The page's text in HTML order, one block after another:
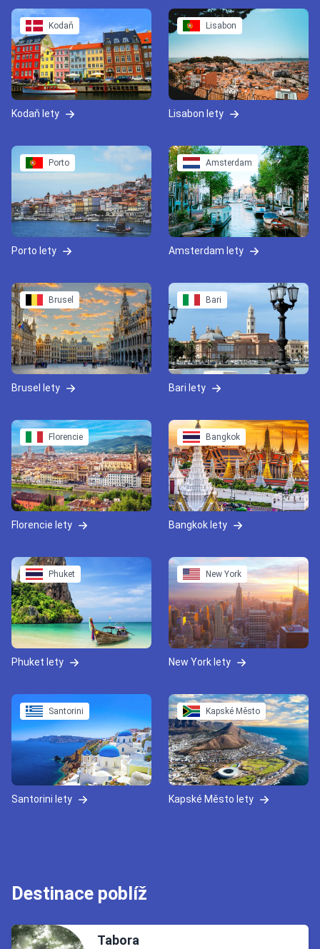
Kodaň
Kodaň lety
Lisabon
Lisabon lety
Porto
Porto lety
Amsterdam
Amsterdam lety
Brusel
Brusel lety
Bari
Bari lety
Florencie
Florencie lety
Bangkok
Bangkok lety
Phuket
Phuket lety
New York
New York lety
Santorini
Santorini lety
Kapské Město
Kapské Město lety
Destinace poblíž
Tabora